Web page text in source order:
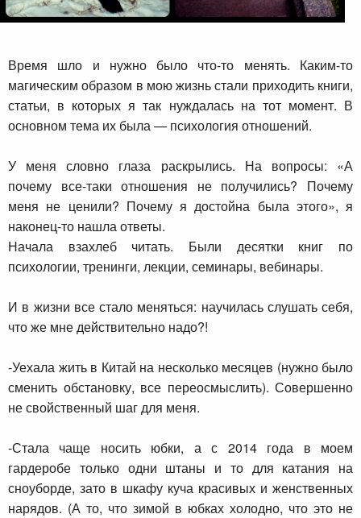
Время шло и нужно было что-то менять. Каким-то
магическим образом в мою жизнь стали приходить книги,
статьи, в которых я так нуждалась на тот момент. В
основном тема их была — психология отношений.
У меня словно глаза раскрылись. На вопросы: «А
почему все-таки отношения не получились? Почему
меня не ценили? Почему я достойна была этого», я
наконец-то нашла ответы.
Начала взахлеб читать. Были десятки книг по
психологии, тренинги, лекции, семинары, вебинары.
И в жизни все стало меняться: научилась слушать себя,
что же мне действительно надо?!
-Уехала жить в Китай на несколько месяцев (нужно было
сменить обстановку, все переосмыслить). Совершенно
не свойственный шаг для меня.
-Стала чаще носить юбки, а с 2014 года в моем
гардеробе только одни штаны и то для катания на
сноуборде, зато в шкафу куча красивых и женственных
нарядов. (А то, что зимой в юбках холодно, что это не